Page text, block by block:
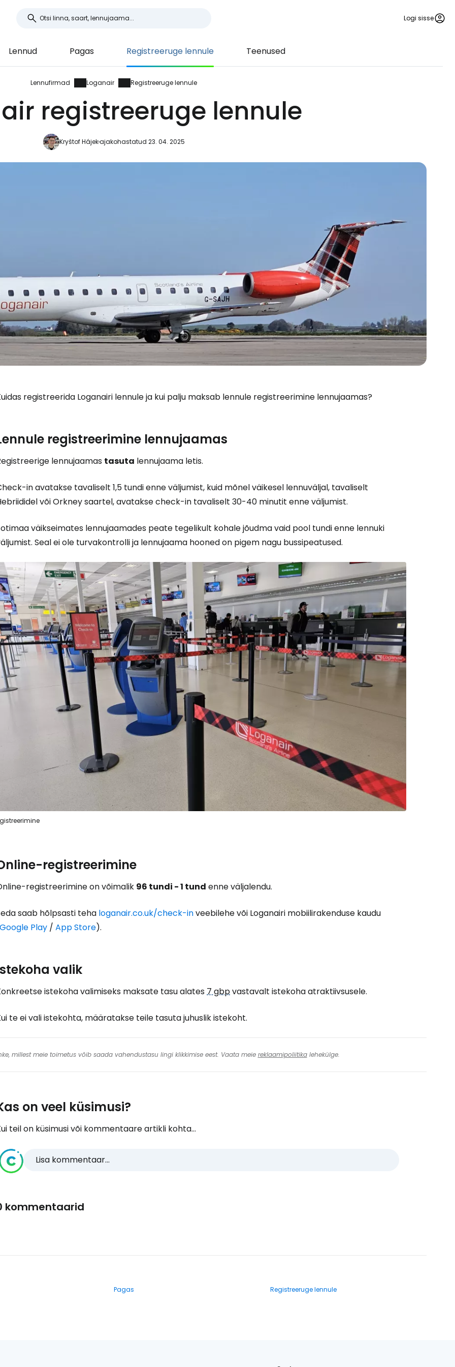
Logi sisse
Lennud Pagas Registreeruge lennule Teenused
Lennufirmad Loganair Registreeruge lennule
registreeruge lennule
Kryštof Hájekajakohastatud 23. 04. 2025
registreerida Loganairi lennule ja kui palju maksab lennule registreerimine lennujaamas?
registreerimine lennujaamas
lennujaamas tasuta lennujaama letis.
in avatakse tavaliselt 1,5 tundi enne väljumist, kuid mõnel väikesel lennuväljal, tavaliselt
või Orkney saartel, avatakse check-in tavaliselt 30-40 minutit enne väljumist.
väikseimates lennujaamades peate tegelikult kohale jõudma vaid pool tundi enne lennuki
Seal ei ole turvakontrolli ja lennujaama hooned on pigem nagu bussipeatused.
registreerimine
registreerimine on võimalik 96 tundi - 1 tund enne väljalendu.
saab hõlpsasti teha loganair.co.uk/check-inveebilehe või Loganairi mobiilirakenduse kaudu
Google Play / App Store).
valik
istekoha valimiseks maksate tasu alates 7 gbpvastavalt istekoha atraktiivsusele.
te ei vali istekohta, määratakse teile tasuta juhuslik istekoht.
millest meie toimetus võib saada vahendustasu lingi klikkimise eest. Vaata meie reklaamipoliitikalehekülge.
on veel küsimusi?
teil on küsimusi või kommentaare artikli kohta...
Lisa kommentaar...
kommentaarid
Pagas Registreeruge lennule
Logi sisse Cestee'sse
... ülemaailmne reisikogukond
Jätka Google'iga
Jätka Facebookiga
Jätkake e-kirjaga